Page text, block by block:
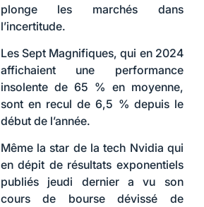
plonge les marchés dans
l’incertitude.
Les Sept Magnifiques, qui en 2024
affichaient une performance
insolente de 65 % en moyenne,
sont en recul de 6,5 % depuis le
début de l’année.
Même la star de la tech Nvidia qui
en dépit de résultats exponentiels
publiés jeudi dernier a vu son
cours de bourse dévissé de